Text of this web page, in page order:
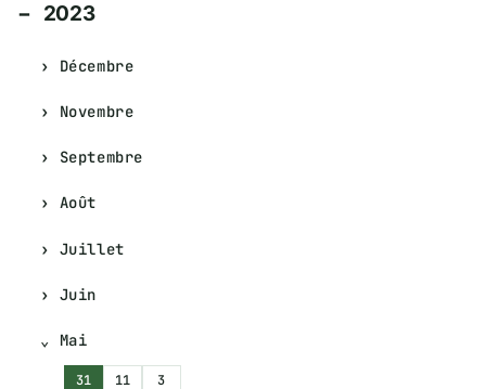
2023
Décembre
Novembre
Septembre
Août
Juillet
Juin
Mai
31 11 3